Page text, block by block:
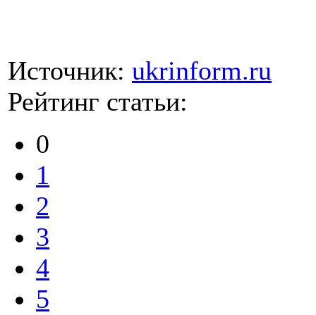
Источник: ukrinform.ru
Рейтинг статьи:
0
1
2
3
4
5